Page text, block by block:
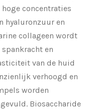
hoge concentraties
hyaluronzuur en
collageen wordt
spankracht en
van de huid
verhoogd en
worden
Biosaccharide